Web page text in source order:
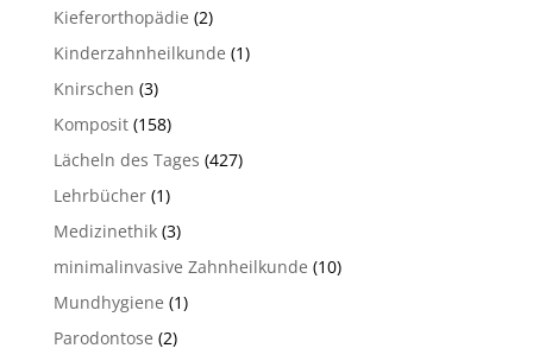
Kieferorthopädie (2)
Kinderzahnheilkunde (1)
Knirschen (3)
Komposit(158)
Lächeln des Tages (427)
Lehrbücher(1)
Medizinethik(3)
minimalinvasive Zahnheilkunde (10)
Mundhygiene (1)
Parodontose (2)